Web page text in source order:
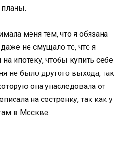
меня тем, что я обязана
не смущало то, что я
ипотеку, чтобы купить себе
не было другого выхода, так
она унаследовала от
на сестренку, так как у
в Москве.